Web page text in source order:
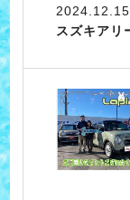
2024.12.15
スズキアリ